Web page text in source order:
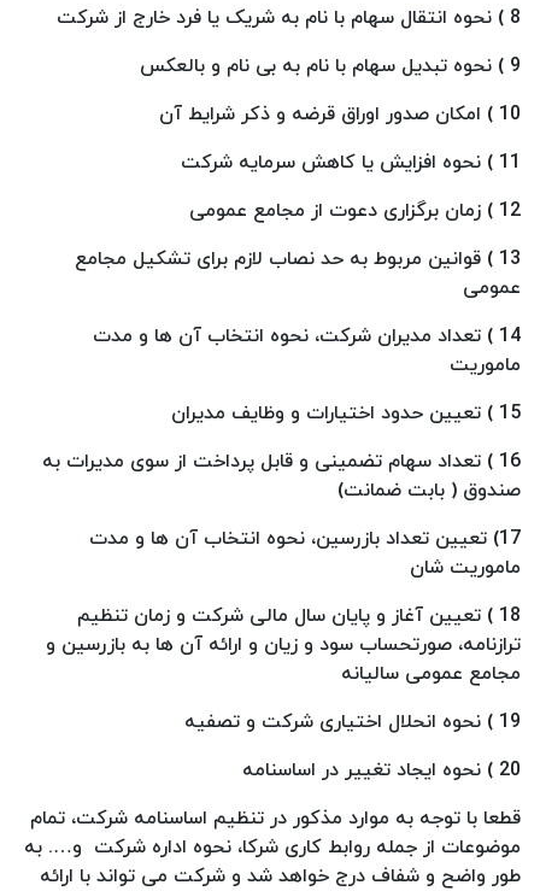
8 ) نحوه انتقال سهام با نام به شریک یا فرد خارج از شرکت
9 ) نحوه تبدیل سهام با نام به بی نام و بالعکس
10 ) امکان صدور اوراق قرضه و ذکر شرایط آن
11 ) نحوه افزایش یا کاهش سرمایه شرکت
12 ) زمان برگزاری دعوت از مجامع عمومی
13 ) قوانین مربوط به حد نصاب لازم برای تشکیل مجامع
عمومی
14 ) تعداد مدیران شرکت، نحوه انتخاب آن ها و مدت
ماموریت
15 ) تعیین حدود اختیارات و وظایف مدیران
16 ) تعداد سهام تضمینی و قابل پرداخت از سوی مدیرات به
صندوق ( بابت ضمانت)
17) تعیین تعداد بازرسین، نحوه انتخاب آن ها و مدت
ماموریت شان
18 ) تعیین آغاز و پایان سال مالی شرکت و زمان تنظیم
ترازنامه، صورتحساب سود و زیان و ارائه آن ها به بازرسین و
مجامع عمومی سالیانه
19 ) نحوه انحلال اختیاری شرکت و تصفیه
20 ) نحوه ایجاد تغییر در اساسنامه
قطعا با توجه به موارد مذکور در تنظیم اساسنامه شرکت، تمام
موضوعات از جمله روابط کاری شرکا، نحوه اداره شرکت و…. به
طور واضح و شفاف درج خواهد شد و شرکت می تواند با ارائه